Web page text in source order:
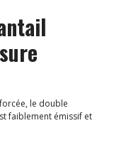
le double
faiblement émissif et